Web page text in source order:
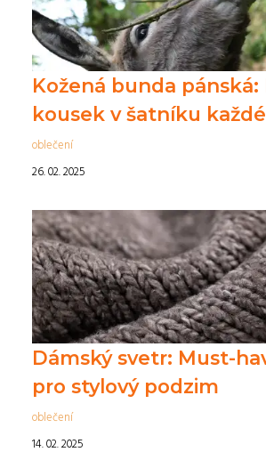
Kožená bunda
kousek v šatníku
oblečení
26. 02. 2025
Dámský svetr: Must-
pro stylový podzim
oblečení
14. 02. 2025